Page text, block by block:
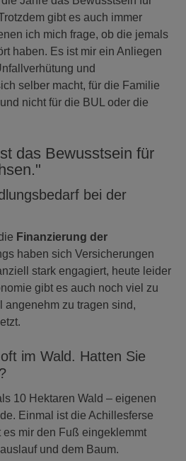
gibt es auch immer
ich mich frage, ob die jemals
haben. Es ist mir ein Anliegen
und
selber macht, für die Familie
nicht für die BUL oder die
das Bewusstsein für
bei der
Finanzierung der
haben sich Versicherungen
stark engagiert, heute leider
gibt es auch noch viel zu
angenehm zu tragen sind,
im Wald. Hatten Sie
10 Hektaren Wald – eigenen
Einmal ist die Achillesferse
mir den Fuß eingeklemmt
und dem Baum.